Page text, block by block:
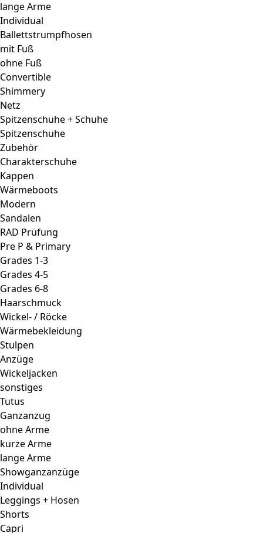
lange Arme
Individual
Ballettstrumpfhosen
mit Fuß
ohne Fuß
Convertible
Shimmery
Netz
Spitzenschuhe + Schuhe
Spitzenschuhe
Zubehör
Charakterschuhe
Kappen
Wärmeboots
Modern
Sandalen
RAD Prüfung
Pre P & Primary
Grades 1-3
Grades 4-5
Grades 6-8
Haarschmuck
Wickel- / Röcke
Wärmebekleidung
Stulpen
Anzüge
Wickeljacken
sonstiges
Tutus
Ganzanzug
ohne Arme
kurze Arme
lange Arme
Showganzanzüge
Individual
Leggings + Hosen
Shorts
Capri